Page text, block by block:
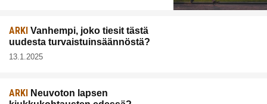
ARKI Vanhempi, joko tiesit tästä
uudesta turvaistuinsäännöstä?
13.1.2025
ARKI
Neuvoton lapsen